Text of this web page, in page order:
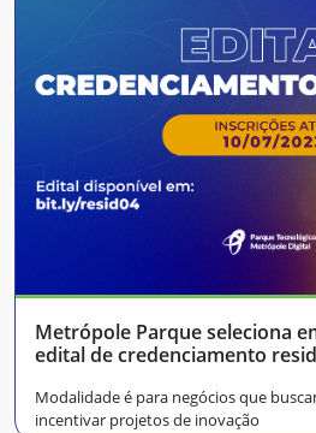
Metrópole Parque seleciona
edital de credenciamento
Modalidade é para negócios que
incentivar projetos de inovação